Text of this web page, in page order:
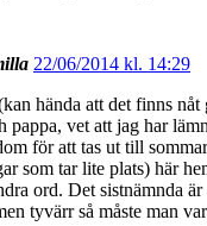
22/06/2014 kl. 14:29
hända att det finns nåt
pappa, vet att jag har
för att tas ut till
som tar lite plats) här
ord. Det sistnämnda
tyvärr så måste man